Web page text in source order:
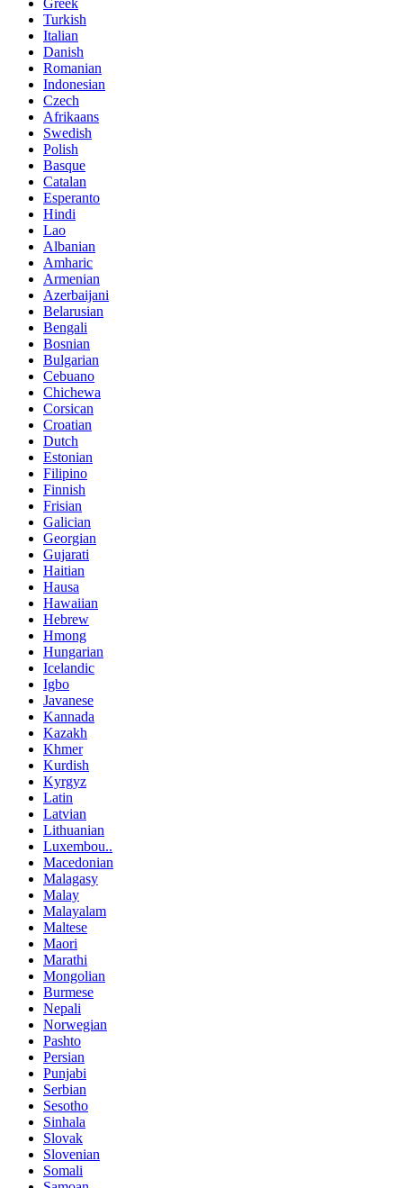
Turkish
Italian
Danish
Romanian
Indonesian
Czech
Afrikaans
Swedish
Polish
Basque
Catalan
Esperanto
Hindi
Lao
Albanian
Amharic
Armenian
Azerbaijani
Belarusian
Bengali
Bosnian
Bulgarian
Cebuano
Chichewa
Corsican
Croatian
Dutch
Estonian
Filipino
Finnish
Frisian
Galician
Georgian
Gujarati
Haitian
Hausa
Hawaiian
Hebrew
Hmong
Hungarian
Icelandic
Igbo
Javanese
Kannada
Kazakh
Khmer
Kurdish
Kyrgyz
Latin
Latvian
Lithuanian
Luxembou..
Macedonian
Malagasy
Malay
Malayalam
Maltese
Maori
Marathi
Mongolian
Burmese
Nepali
Norwegian
Pashto
Persian
Punjabi
Serbian
Sesotho
Sinhala
Slovak
Slovenian
Somali